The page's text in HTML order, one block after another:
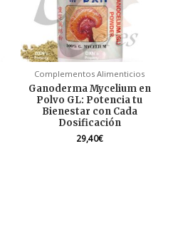
Complementos Alimenticios
Ganoderma Mycelium en
Polvo GL: Potencia tu
Bienestar con Cada
Dosificación
29,40€